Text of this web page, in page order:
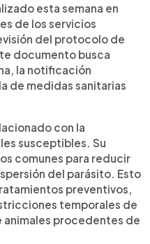
esta semana en
de los servicios
del protocolo de
documento busca
la notificación
de medidas sanitarias
con la
susceptibles. Su
comunes para reducir
del parásito. Esto
preventivos,
temporales de
animales procedentes de